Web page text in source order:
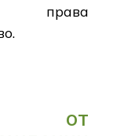
права
от